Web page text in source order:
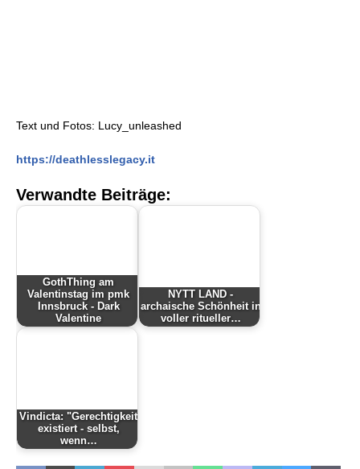
Text und Fotos: Lucy_unleashed
https://deathlesslegacy.it
Verwandte Beiträge:
GothThing am
Valentinstag im pmk
Innsbruck - Dark
Valentine
NYTT LAND -
archaische Schönheit in
voller ritueller…
Vindicta: "Gerechtigkeit
existiert - selbst,
wenn…